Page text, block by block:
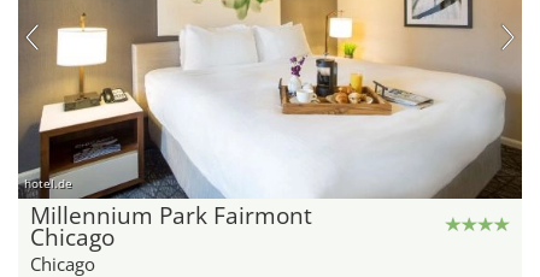
hotel.de
Millennium Park Fairmont
Chicago
Chicago